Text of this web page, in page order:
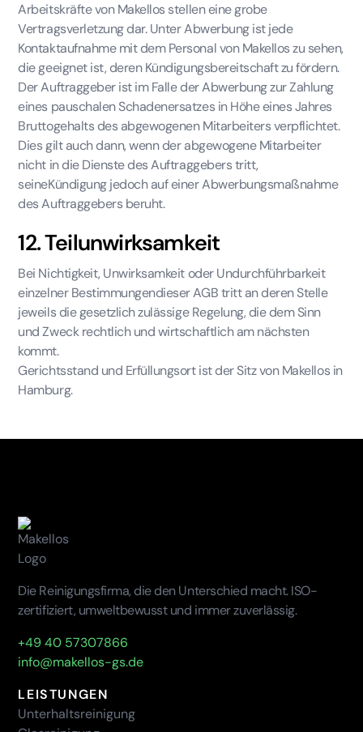
Arbeitskräfte von Makellos stellen eine grobe
Vertragsverletzung dar. Unter Abwerbung ist jede
Kontaktaufnahme mit dem Personal von Makellos zu sehen,
die geeignet ist, deren Kündigungsbereitschaft zu fördern.
Der Auftraggeber ist im Falle der Abwerbung zur Zahlung
eines pauschalen Schadenersatzes in Höhe eines Jahres
Bruttogehalts des abgewogenen Mitarbeiters verpflichtet.
Dies gilt auch dann, wenn der abgewogene Mitarbeiter
nicht in die Dienste des Auftraggebers tritt,
seineKündigung jedoch auf einer Abwerbungsmaßnahme
des Auftraggebers beruht.
12. Teilunwirksamkeit
Bei Nichtigkeit, Unwirksamkeit oder Undurchführbarkeit
einzelner Bestimmungendieser AGB tritt an deren Stelle
jeweils die gesetzlich zulässige Regelung, die dem Sinn
und Zweck rechtlich und wirtschaftlich am nächsten
kommt.
Gerichtsstand und Erfüllungsort ist der Sitz von Makellos in
Hamburg.
Die Reinigungsfirma, die den Unterschied macht. ISO-
zertifiziert, umweltbewusst und immer zuverlässig.
+49 40 57307866
info@makellos-gs.de
LEISTUNGEN
Unterhaltsreinigung